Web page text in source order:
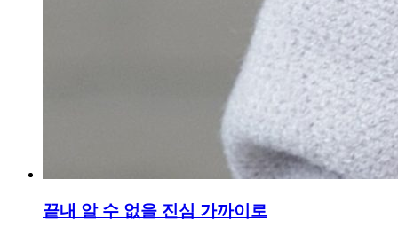
끝내 알 수 없을 진심 가까이로